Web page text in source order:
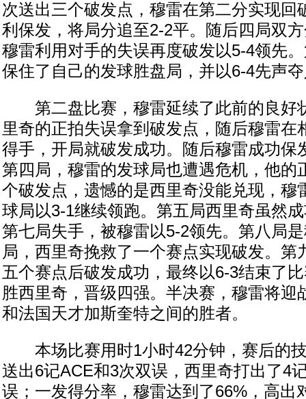
次送出三个破发点，穆雷在第二分实现回
利保发，将局分追至2-2平。随后四局双
穆雷利用对手的失误再度破发以5-4领先
保住了自己的发球胜盘局，并以6-4先声
第二盘比赛，穆雷延续了此前的良好
里奇的正拍失误拿到破发点，随后穆雷在
得手，开局就破发成功。随后穆雷成功保
第四局，穆雷的发球局也遭遇危机，他的
个破发点，遗憾的是西里奇没能兑现，穆
球局以3-1继续领跑。第五局西里奇虽然
第七局失手，被穆雷以5-2领先。第八局
局，西里奇挽救了一个赛点实现破发。第
五个赛点后破发成功，最终以6-3结束了
胜西里奇，晋级四强。半决赛，穆雷将迎
和法国天才加斯奎特之间的胜者。
本场比赛用时1小时42分钟，赛后的
送出6记ACE和3次双误，西里奇打出了4
误；一发得分率，穆雷达到了66%，高出